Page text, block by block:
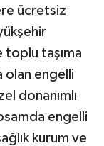
ücretsiz
toplu taşıma
olan engelli
donanımlı
engelli
kurum ve